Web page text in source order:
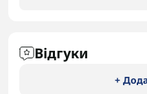
Відгуки
+